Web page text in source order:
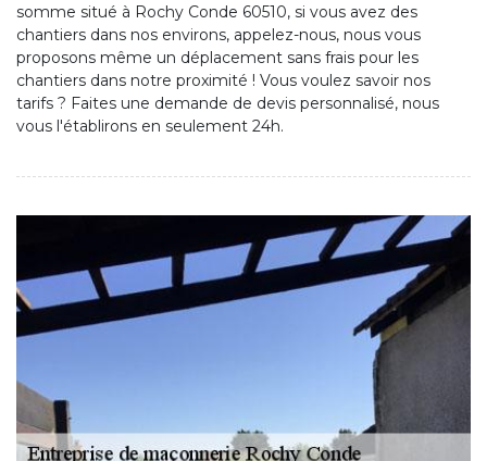
somme situé à Rochy Conde 60510, si vous avez des
chantiers dans nos environs, appelez-nous, nous vous
proposons même un déplacement sans frais pour les
chantiers dans notre proximité ! Vous voulez savoir nos
tarifs ? Faites une demande de devis personnalisé, nous
vous l'établirons en seulement 24h.